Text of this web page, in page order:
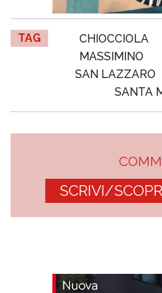
TAG CHIOCCIOLA
MASSIMINO
SAN LAZZARO
SANTA
SCRIVI/